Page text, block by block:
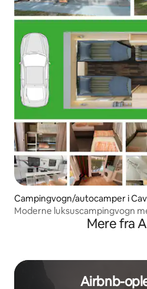
Campingvogn/autocamper i
Moderne luksuscampingvogn
Mere fra
Airbnb-